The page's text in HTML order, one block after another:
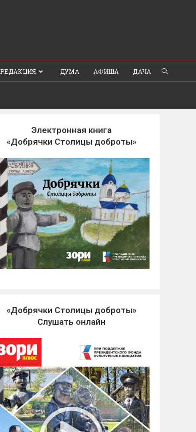
РЕДАКЦИЯ ДУМА АФИША ДАЧА
Электронная книга
«Добрячки Столицы доброты»
«Добрячки Столицы доброты»
Слушать онлайн